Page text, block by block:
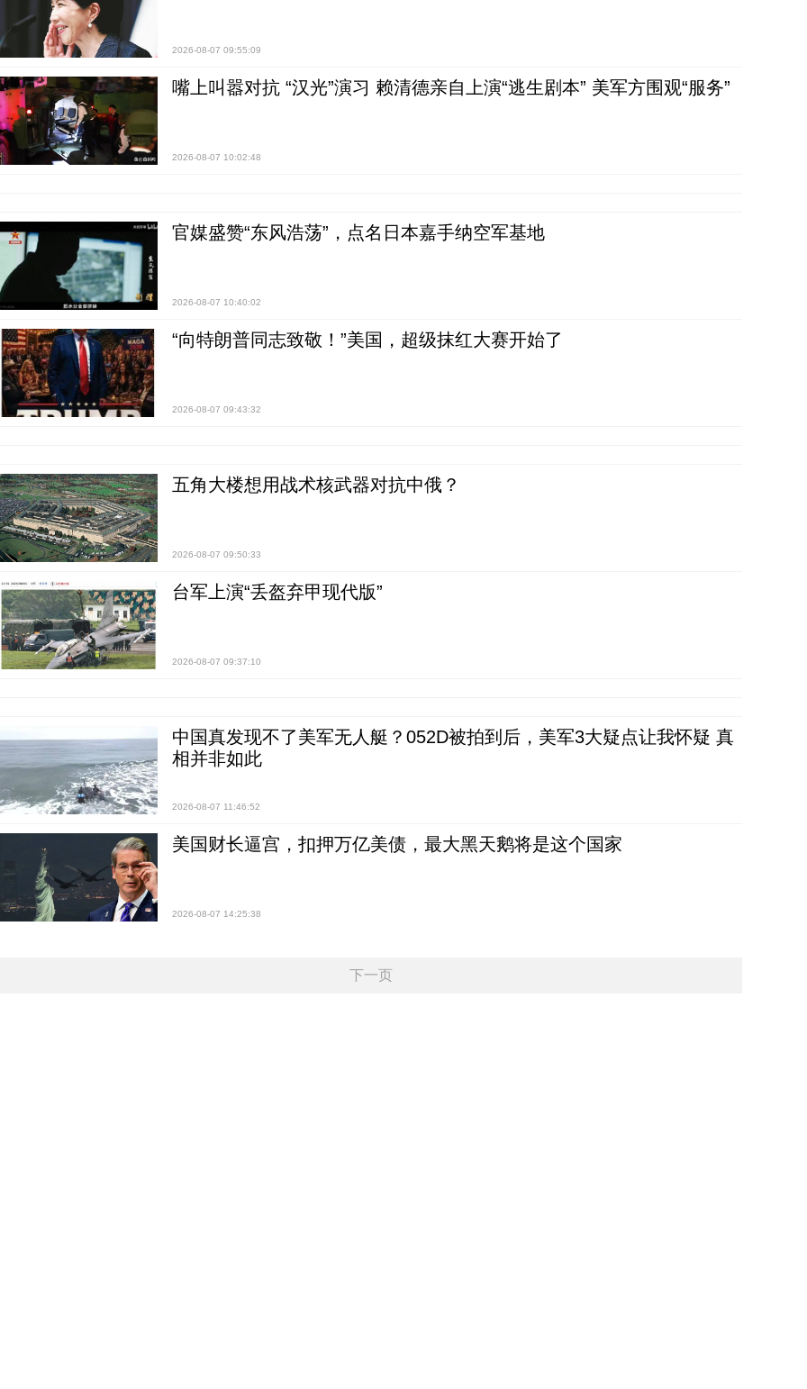
2026-08-07 09:55:09
嘴上叫嚣对抗 “汉光”演习 赖清德亲自上演“逃生剧本” 美军方围观“服务”
2026-08-07 10:02:48
官媒盛赞“东风浩荡”，点名日本嘉手纳空军基地
2026-08-07 10:40:02
“向特朗普同志致敬！”美国，超级抹红大赛开始了
2026-08-07 09:43:32
五角大楼想用战术核武器对抗中俄？
2026-08-07 09:50:33
台军上演“丢盔弃甲现代版”
2026-08-07 09:37:10
中国真发现不了美军无人艇？052D被拍到后，美军3大疑点让我怀疑 真
相并非如此
2026-08-07 11:46:52
美国财长逼宫，扣押万亿美债，最大黑天鹅将是这个国家
2026-08-07 14:25:38
下一页